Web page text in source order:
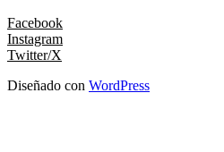
Facebook
Instagram
Twitter/X
Diseñado con WordPress